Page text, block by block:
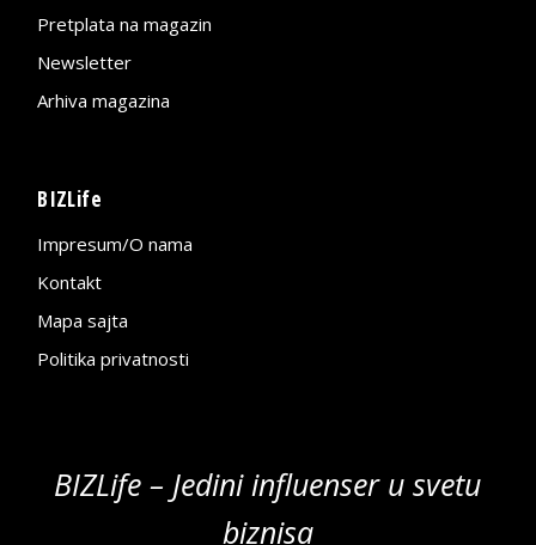
Pretplata na magazin
Newsletter
Arhiva magazina
BIZLife
Impresum/O nama
Kontakt
Mapa sajta
Politika privatnosti
BIZLife – Jedini influenser u svetu
biznisa